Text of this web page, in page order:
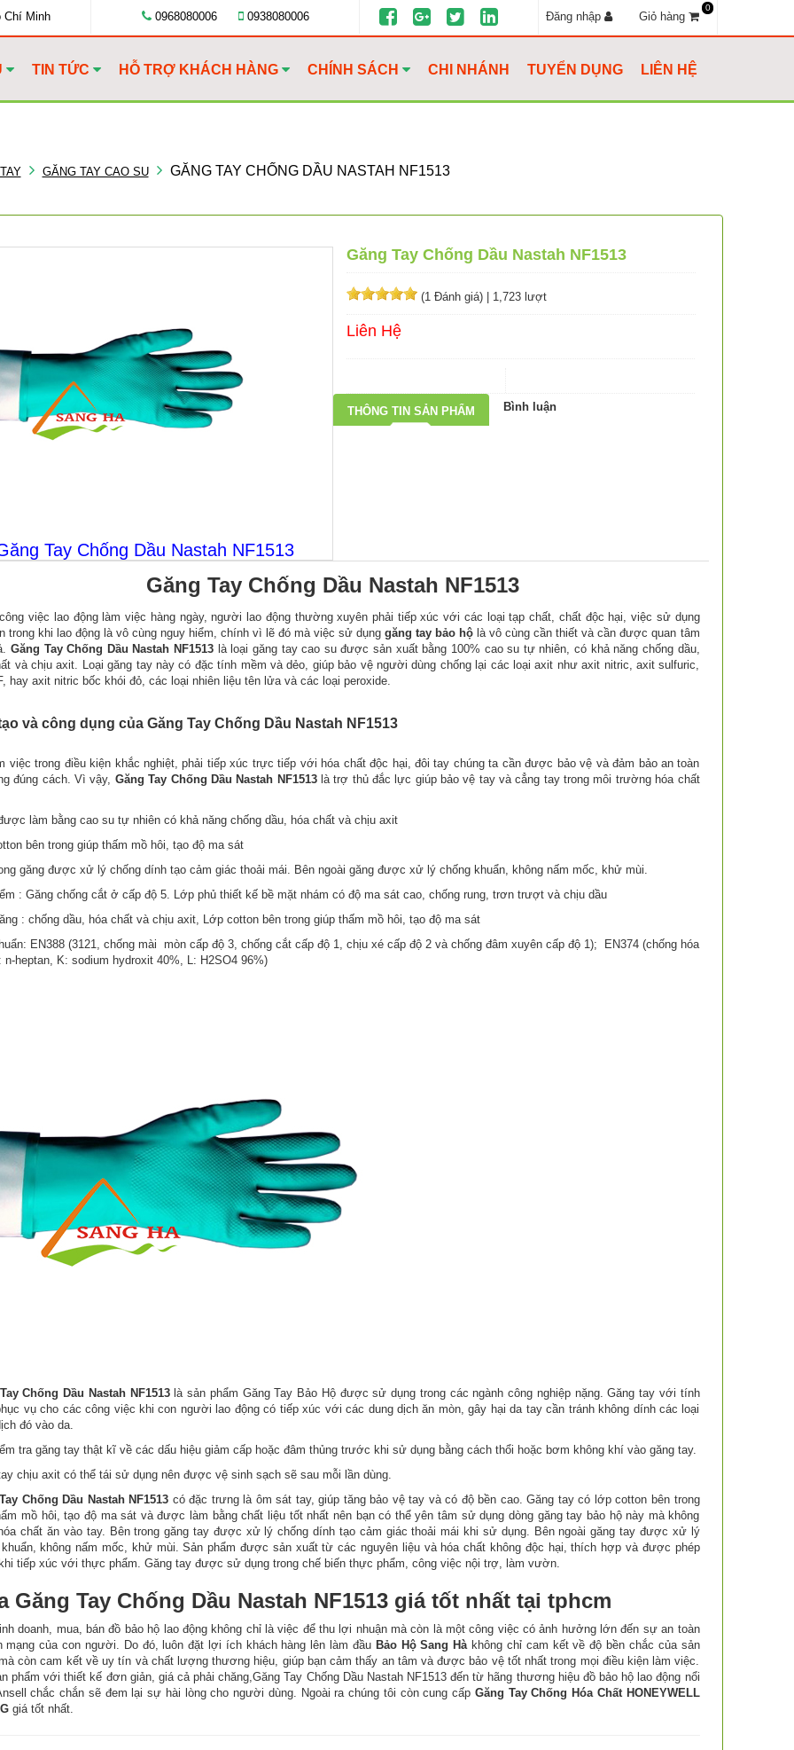
Chí Minh 0968080006 0938080006 Đăng nhập Giỏ hàng
0
TIN TỨC HỖ TRỢ KHÁCH HÀNG CHÍNH SÁCH CHI NHÁNH TUYỂN DỤNG LIÊN HỆ
GĂNG TAY CAO SU GĂNG TAY CHỐNG DẦU NASTAH NF1513
Tay Chống Dầu Nastah NF1513
Găng Tay Chống Dầu Nastah NF1513
(1 Đánh giá) | 1,723 lượt
Liên Hệ
THÔNG TIN SẢN PHẨM Bình luận
Găng Tay Chống Dầu Nastah NF1513
việc lao động làm việc hàng ngày, người lao động thường xuyên phải tiếp xúc với các loại tạp chất, chất độc hại, việc sử dụng
trong khi lao động là vô cùng nguy hiểm, chính vì lẽ đó mà việc sử dụnggăng tay bảo hộ là vô cùng cần thiết và cần được quan tâm
Găng Tay Chống Dầu Nastah NF1513 là loại găng tay cao su được sản xuất bằng 100% cao su tự nhiên, có khả năng chống dầu,
và chịu axit. Loại găng tay này có đặc tính mềm và dẻo, giúp bảo vệ người dùng chống lại các loại axit như axit nitric, axit sulfuric,
hay axit nitric bốc khói đỏ, các loại nhiên liệu tên lửa và các loại peroxide.
và công dụng của Găng Tay Chống Dầu Nastah NF1513
việc trong điều kiện khắc nghiệt, phải tiếp xúc trực tiếp với hóa chất độc hại, đôi tay chúng ta cần được bảo vệ và đảm bảo an toàn
đúng cách. Vì vậy, Găng Tay Chống Dầu Nastah NF1513là trợ thủ đắc lực giúp bảo vệ tay và cẳng tay trong môi trường hóa chất
làm bằng cao su tự nhiên có khả năng chống dầu, hóa chất và chịu axit
bên trong giúp thấm mồ hôi, tạo độ ma sát
găng được xử lý chống dính tạo cảm giác thoải mái. Bên ngoài găng được xử lý chống khuẩn, không nấm mốc, khử mùi.
: Găng chống cắt ở cấp độ 5. Lớp phủ thiết kế bề mặt nhám có độ ma sát cao, chống rung, trơn trượt và chịu dầu
: chống dầu, hóa chất và chịu axit, Lớp cotton bên trong giúp thấm mồ hôi, tạo độ ma sát
EN388 (3121, chống mài mòn cấp độ 3, chống cắt cấp độ 1, chịu xé cấp độ 2 và chống đâm xuyên cấp độ 1); EN374 (chống hóa
n-heptan, K: sodium hydroxit 40%, L: H2SO4 96%)
Chống Dầu Nastah NF1513là sản phẩm Găng Tay Bảo Hộ được sử dụng trong các ngành công nghiệp nặng. Găng tay với tính
vụ cho các công việc khi con người lao động có tiếp xúc với các dung dịch ăn mòn, gây hại da tay cần tránh không dính các loại
đó vào da.
tra găng tay thật kĩ về các dấu hiệu giảm cấp hoặc đâm thủng trước khi sử dụng bằng cách thổi hoặc bơm không khí vào găng tay.
chịu axit có thể tái sử dụng nên được vệ sinh sạch sẽ sau mỗi lần dùng.
Chống Dầu Nastah NF1513 có đặc trưng là ôm sát tay, giúp tăng bảo vệ tay và có độ bền cao. Găng tay có lớp cotton bên trong
mồ hôi, tạo độ ma sát và được làm bằng chất liệu tốt nhất nên bạn có thể yên tâm sử dụng dòng găng tay bảo hộ này mà không
chất ăn vào tay. Bên trong găng tay được xử lý chống dính tạo cảm giác thoải mái khi sử dụng. Bên ngoài găng tay được xử lý
khuẩn, không nấm mốc, khử mùi. Sản phẩm được sản xuất từ các nguyên liệu và hóa chất không độc hại, thích hợp và được phép
tiếp xúc với thực phẩm. Găng tay được sử dụng trong chế biến thực phẩm, công việc nội trợ, làm vườn.
Găng Tay Chống Dầu Nastah NF1513 giá tốt nhất tại tphcm
doanh, mua, bán đồ bảo hộ lao động không chỉ là việc để thu lợi nhuận mà còn là một công việc có ảnh hưởng lớn đến sự an toàn
mạng của con người. Do đó, luôn đặt lợi ích khách hàng lên làm đầuBảo Hộ Sang Hà không chỉ cam kết về độ bền chắc của sản
còn cam kết về uy tín và chất lượng thương hiệu, giúp bạn cảm thấy an tâm và được bảo vệ tốt nhất trong mọi điều kiện làm việc.
phẩm với thiết kế đơn giản, giá cả phải chăng,Găng Tay Chống Dầu Nastah NF1513 đến từ hãng thương hiệu đồ bảo hộ lao động nổi
chắc chắn sẽ đem lại sự hài lòng cho người dùng. Ngoài ra chúng tôi còn cung cấp Găng Tay Chống Hóa Chất HONEYWELL
giá tốt nhất.